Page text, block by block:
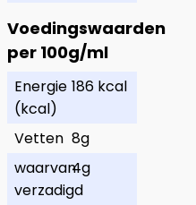
Voedingswaarden
per 100g/ml
Energie
(kcal)
186 kcal
Vetten 8g
waarvan
verzadigd
4g